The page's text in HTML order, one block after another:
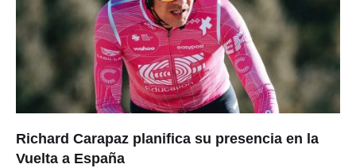
Richard Carapaz planifica su presencia en la
Vuelta a España